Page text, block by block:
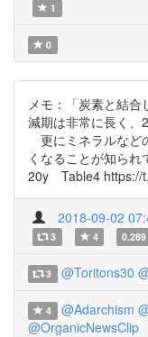
1
0
メモ：「炭素と結
減期は非常に長く、
更にミネラルなど
くなることが知ら
20y Table4 https://
2018-09-02
3 4 0.289
3 @Toritons30
4 @Adarchism
@OrganicNewsClip